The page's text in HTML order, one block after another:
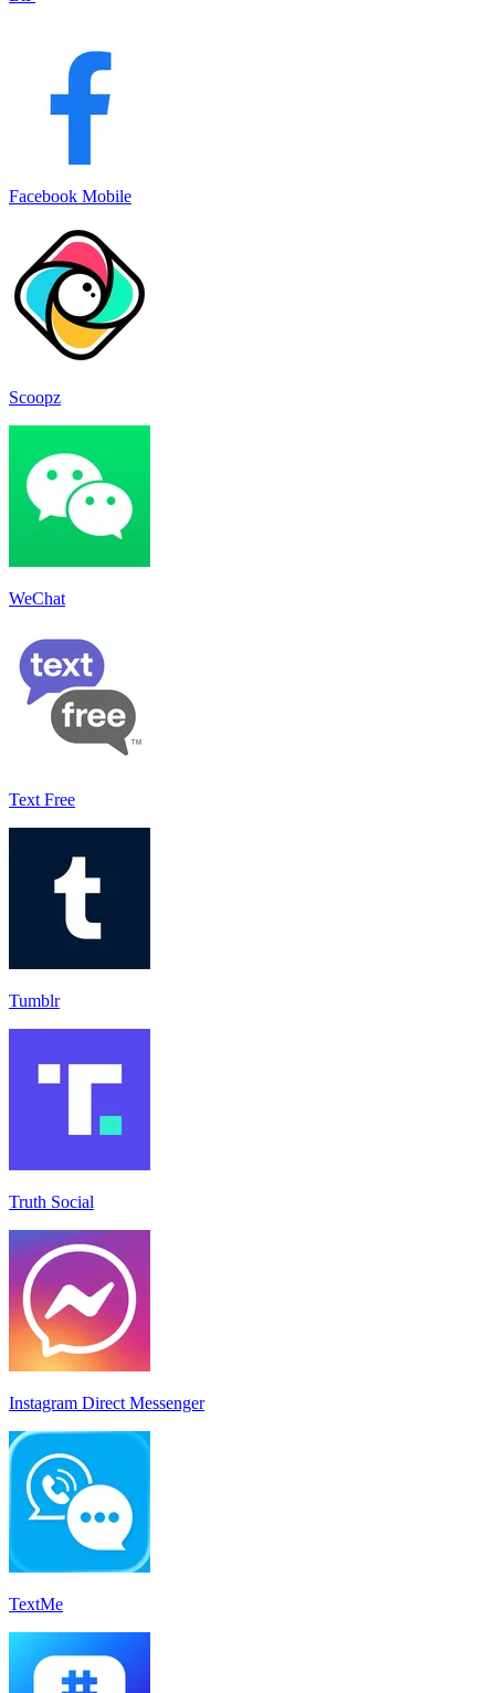
Facebook Mobile
Scoopz
WeChat
Text Free
Tumblr
Truth Social
Instagram Direct Messenger
TextMe